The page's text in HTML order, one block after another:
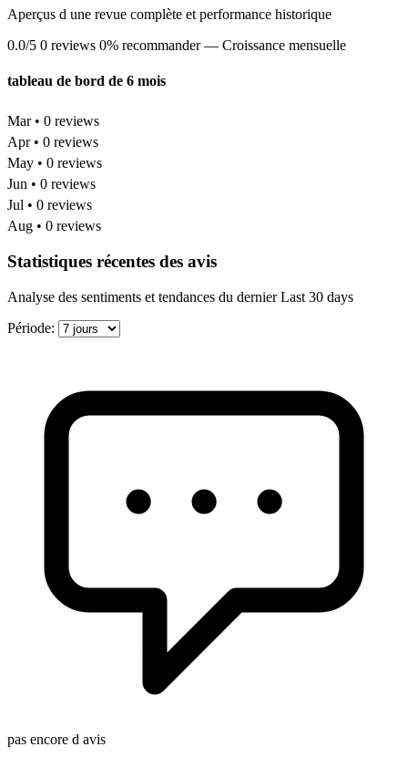
Aperçus d une revue complète et performance historique
0.0/5 0 reviews 0% recommander — Croissance mensuelle
tableau de bord de 6 mois
Mar • 0 reviews
Apr • 0 reviews
May • 0 reviews
Jun • 0 reviews
Jul • 0 reviews
Aug • 0 reviews
Statistiques récentes des avis
Analyse des sentiments et tendances du dernier Last 30 days
Période:
pas encore d avis